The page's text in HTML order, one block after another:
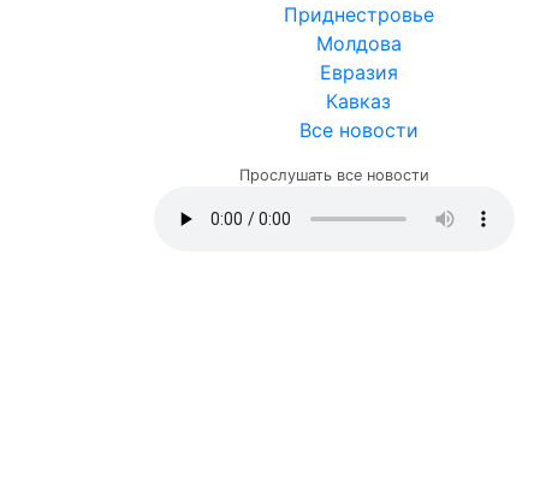
Приднестровье
Молдова
Евразия
Кавказ
Все новости
Прослушать все новости